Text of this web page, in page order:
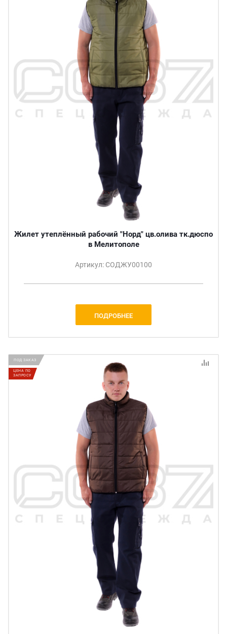
Жилет утеплённый рабочий "Норд" цв.олива тк.дюспо
в Мелитополе
Артикул: СОДЖУ00100
ПОДРОБНЕЕ
ПОД ЗАКАЗ
ЦЕНА ПО
ЗАПРОСУ